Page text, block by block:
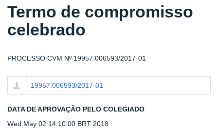
Termo de compromisso
celebrado
PROCESSO CVM Nº 19957.006593/2017-01
19957.006593/2017-01
DATA DE APROVAÇÃO PELO COLEGIADO
Wed May 02 14:10:00 BRT 2018